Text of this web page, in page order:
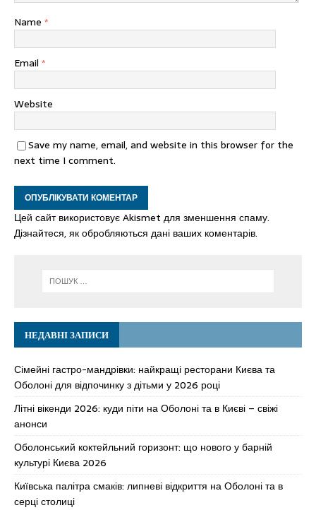
Name *
Email *
Website
Save my name, email, and website in this browser for the
next time I comment.
Цей сайт використовує Akismet для зменшення спаму.
Дізнайтеся, як обробляються дані ваших коментарів.
НЕДАВНІ ЗАПИСИ
Сімейні гастро-мандрівки: найкращі ресторани Києва та
Оболоні для відпочинку з дітьми у 2026 році
Літні вікенди 2026: куди піти на Оболоні та в Києві – свіжі
анонси
Оболонський коктейльний горизонт: що нового у барній
культурі Києва 2026
Київська палітра смаків: липневі відкриття на Оболоні та в
серці столиці